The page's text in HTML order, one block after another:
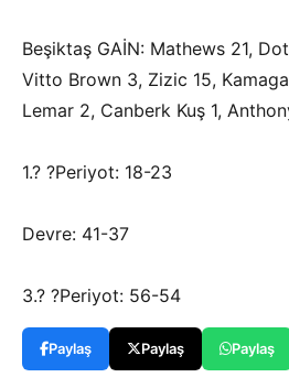
Beşiktaş GAİN: Mathews 21,
Vitto Brown 3, Zizic 15,
Lemar 2, Canberk Kuş 1,
1.? ?Periyot: 18-23
Devre: 41-37
3.? ?Periyot: 56-54
Paylaş Paylaş Paylaş